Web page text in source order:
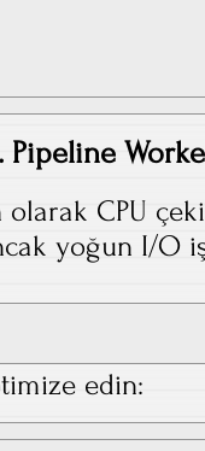
Pipeline
olarak CPU
yoğun I/O
edin: